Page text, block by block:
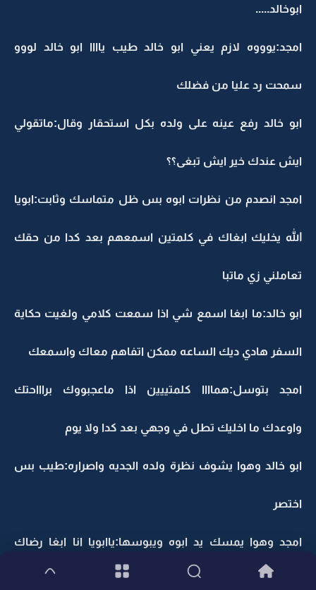
ابوخالد.....
امجد:يوووه لازم يعني ابو خالد طيب ياااا ابو خالد لووو
سمحت رد عليا من فضلك
ابو خالد رفع عينه على ولده بكل استحقار وقال:ماتقولي
ايش عندك خير ايش تبغى؟؟
امجد انصدم من نظرات ابوه بس ظل متماسك وثابت:ابويا
الله يخليك ابغاك في كلمتين اسمعهم بعد كدا من حقك
تعاملني زي ماتبا
ابو خالد:ما ابغا اسمع شي اذا سمعت كلامي ولغيت حكاية
السفر هادي ديك الساعه ممكن اتفاهم معاك واسمعك
امجد بتوسل:هماااا كلمتييين اذا ماعجبووك براااحتك
واوعدك ما اخليك تطل في وجهي بعد كدا ولا يوم
ابو خالد وهوا يشوف نظرة ولده الجديه واصراره:طيب بس
اختصر
امجد وهوا يمسك يد ابوه ويبوسها:ياابويا انا ابغا رضاك
عليااا واللي تباه هوا اللي حسويـه